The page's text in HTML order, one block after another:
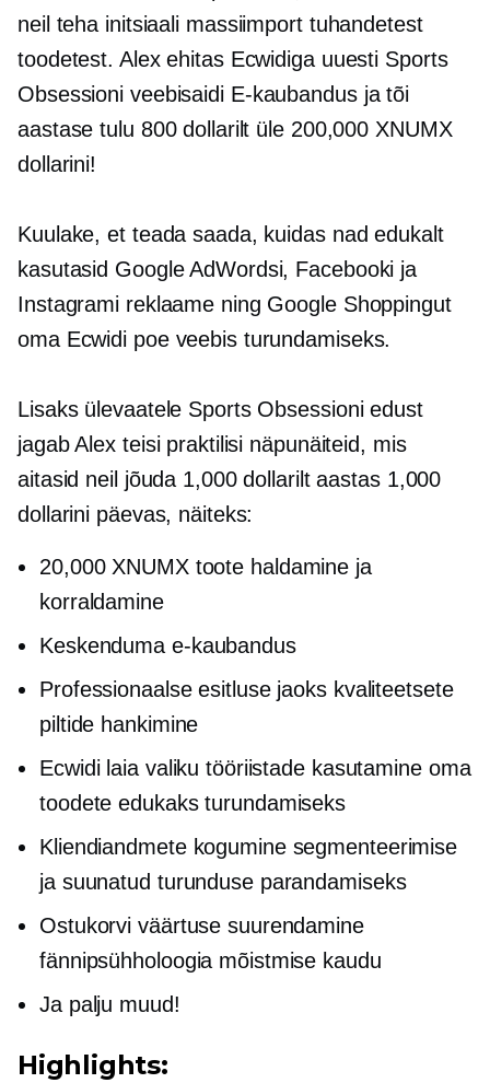
neil teha initsiaali massiimporttuhandetest
toodetest. Alex ehitas Ecwidiga uuesti Sports
Obsessioni veebisaidi E-kaubandusja tõi
aastase tulu 800 dollarilt üle 200,000 XNUMX
dollarini!
Kuulake, et teada saada, kuidas nad edukalt
kasutasid Google AdWordsi, Facebooki ja
Instagrami reklaame ning Google Shoppingut
oma Ecwidi poe veebis turundamiseks.
Lisaks ülevaatele Sports Obsessioni edust
jagab Alex teisi praktilisi näpunäiteid, mis
aitasid neil jõuda 1,000 dollarilt aastas 1,000
dollarini päevas, näiteks:
20,000 XNUMX toote haldamine ja
korraldamine
Keskenduma e-kaubandus
Professionaalse esitluse jaoks kvaliteetsete
piltide hankimine
Ecwidi laia valiku tööriistade kasutamine oma
toodete edukaks turundamiseks
Kliendiandmete kogumine segmenteerimise
ja suunatud turunduse parandamiseks
Ostukorvi väärtuse suurendamine
fännipsühholoogia mõistmise kaudu
Ja palju muud!
Highlights: